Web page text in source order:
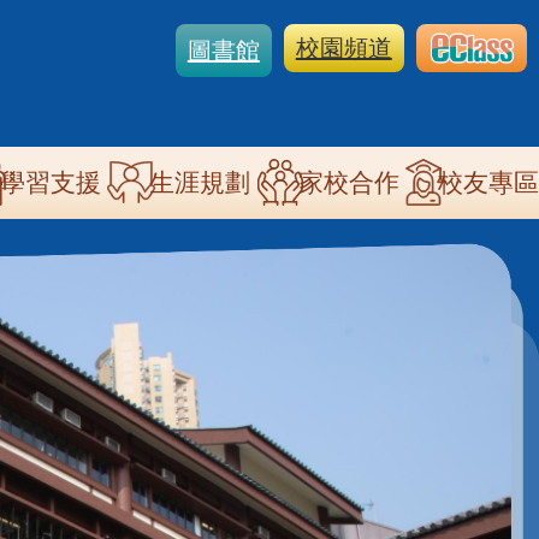
圖書館 校園頻道
學習支援 生涯規劃 家校合作 校友專區